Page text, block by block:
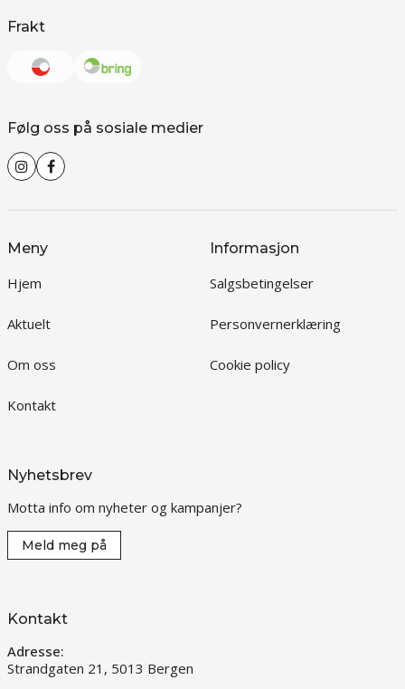
Frakt
Følg oss på sosiale medier
Meny
Hjem
Aktuelt
Om oss
Kontakt
Informasjon
Salgsbetingelser
Personvernerklæring
Cookie policy
Nyhetsbrev
Motta info om nyheter og kampanjer?
Meld meg på
Kontakt
Adresse:
Strandgaten 21, 5013 Bergen